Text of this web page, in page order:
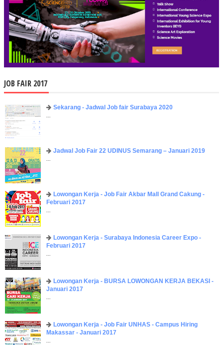
JOB FAIR 2017
Sekarang - Jadwal Job fair Surabaya 2020
...
Jadwal Job Fair 22 UDINUS Semarang – Januari 2019
...
Lowongan Kerja - Job Fair ​Akbar ​Mall Grand Cakung -
Februari 2017
...
Lowongan Kerja - Surabaya Indonesia Career Expo -
Februari 2017
...
Lowongan Kerja - BURSA LOWONGAN KERJA BEKASI -
Januari 2017
...
Lowongan Kerja - Job Fair UNHAS - Campus Hiring
Makassar - Januari 2017
...